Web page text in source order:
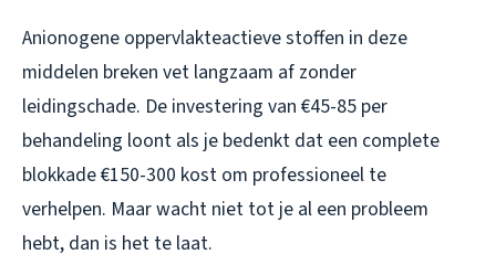
Anionogene oppervlakteactieve stoffen in deze
middelen breken vet langzaam af zonder
leidingschade. De investering van €45-85 per
behandeling loont als je bedenkt dat een complete
blokkade €150-300 kost om professioneel te
verhelpen. Maar wacht niet tot je al een probleem
hebt, dan is het te laat.